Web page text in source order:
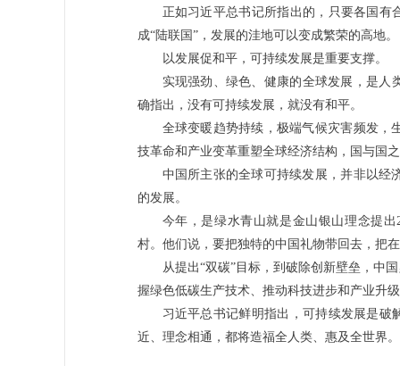
正如习近平总书记所指出的，只要各国有
成“陆联国”，发展的洼地可以变成繁荣的高地。
以发展促和平，可持续发展是重要支撑。
实现强劲、绿色、健康的全球发展，是人
确指出，没有可持续发展，就没有和平。
全球变暖趋势持续，极端气候灾害频发，
技革命和产业变革重塑全球经济结构，国与国
中国所主张的全球可持续发展，并非以经
的发展。
今年，是绿水青山就是金山银山理念提
村。他们说，要把独特的中国礼物带回去，把
从提出“双碳”目标，到破除创新壁垒，中
握绿色低碳生产技术、推动科技进步和产业升
习近平总书记鲜明指出，可持续发展是破
近、理念相通，都将造福全人类、惠及全世界。